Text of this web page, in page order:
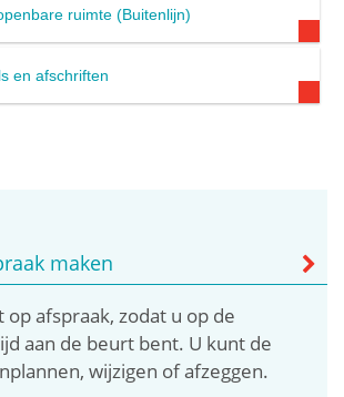
ruimte (Buitenlijn)
en afschriften
maken
afspraak, zodat u op de
aan de beurt bent. U kunt de
wijzigen of afzeggen.